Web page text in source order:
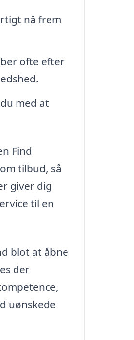
nå frem
ofte efter
med at
Find
tilbud, så
giver dig
til en
blot at åbne
der
uønskede